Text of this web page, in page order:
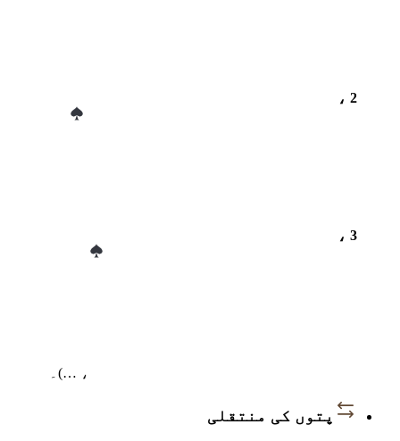
، 2
، 3
، …)۔
پتوں کی منتقلی